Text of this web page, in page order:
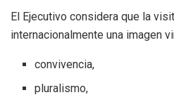
El Ejecutivo considera que la
internacionalmente una imagen
convivencia,
pluralismo,